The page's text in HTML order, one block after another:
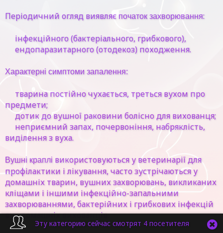
Періодичний огляд виявляє початок захворювання:
інфекційного (бактеріального, грибкового),
ендопаразитарного (отодекоз) походження.
Характерні симптоми запалення:
тварина постійно чухається, треться вухом про
предмети;
дотик до вушної раковини болісно для вихованця;
неприємний запах, почервоніння, набряклість,
виділення з вуха.
Вушні краплі використовуються у ветеринарії для
профілактики і лікування, часто зустрічаються у
домашніх тварин, вушних захворювань, викликаних
кліщами і іншими інфекційно-запальними
захворюваннями, бактерійних і грибкових інфекцій
вух домашніх вихованців.
Эту категорию сейчас смотрят 4 посетителя